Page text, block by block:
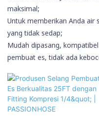
maksimal;
Untuk memberikan Anda air
yang tidak sedap;
Mudah dipasang,
pembuat es, tidak ada